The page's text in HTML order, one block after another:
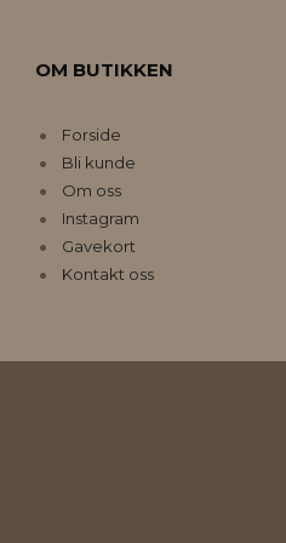
OM BUTIKKEN
Forside
Bli kunde
Om oss
Instagram
Gavekort
Kontakt oss